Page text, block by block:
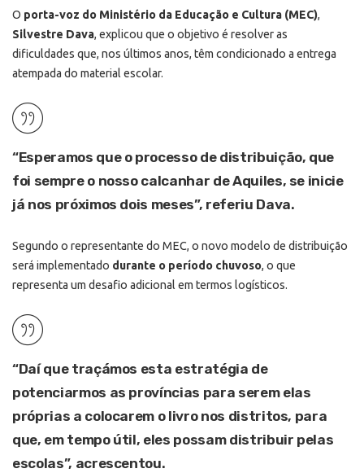
O porta-voz do Ministério da Educação e Cultura (MEC),
Silvestre Dava, explicou que o objetivo é resolver as
dificuldades que, nos últimos anos, têm condicionado a entrega
atempada do material escolar.
“Esperamos que o processo de distribuição, que
foi sempre o nosso calcanhar de Aquiles, se inicie
já nos próximos dois meses”, referiu Dava.
Segundo o representante do MEC, o novo modelo de distribuição
será implementado durante o período chuvoso, o que
representa um desafio adicional em termos logísticos.
“Daí que traçámos esta estratégia de
potenciarmos as províncias para serem elas
próprias a colocarem o livro nos distritos, para
que, em tempo útil, eles possam distribuir pelas
escolas”, acrescentou.